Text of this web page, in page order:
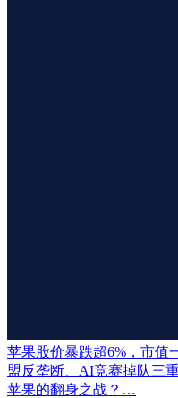
苹果股价暴跌超6%，市值
盟反垄断、AI竞赛掉队三
苹果的翻身之战？…